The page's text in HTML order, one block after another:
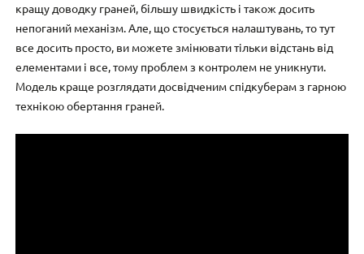
кращу доводку граней, більшу швидкість і також досить
непоганий механізм. Але, що стосується налаштувань, то тут
все досить просто, ви можете змінювати тільки відстань від
елементами і все, тому проблем з контролем не уникнути.
Модель краще розглядати досвідченим спідкуберам з гарною
технікою обертання граней.